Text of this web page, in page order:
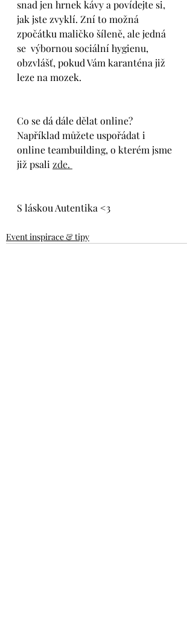
snad jen hrnek kávy a povídejte si,
jak jste zvyklí. Zní to možná
zpočátku maličko šíleně, ale jedná
se  výbornou sociální hygienu,
obzvlášť, pokud Vám karanténa již
leze na mozek.
Co se dá dále dělat online?
Například můžete uspořádat i
online teambuilding, o kterém jsme
již psali zde.
S láskou Autentika <3
Event inspirace & tipy